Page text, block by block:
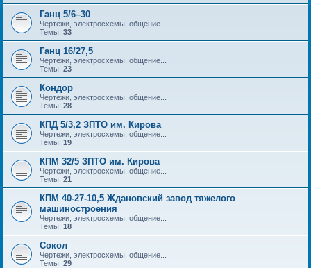
Ганц 5/6–30
Чертежи, электросхемы, общение...
Темы: 33
Ганц 16/27,5
Чертежи, электросхемы, общение...
Темы: 23
Кондор
Чертежи, электросхемы, общение...
Темы: 28
КПД 5/3,2 ЗПТО им. Кирова
Чертежи, электросхемы, общение...
Темы: 19
КПМ 32/5 ЗПТО им. Кирова
Чертежи, электросхемы, общение...
Темы: 21
КПМ 40-27-10,5 Ждановский завод тяжелого
машиностроения
Чертежи, электросхемы, общение...
Темы: 18
Сокол
Чертежи, электросхемы, общение...
Темы: 29